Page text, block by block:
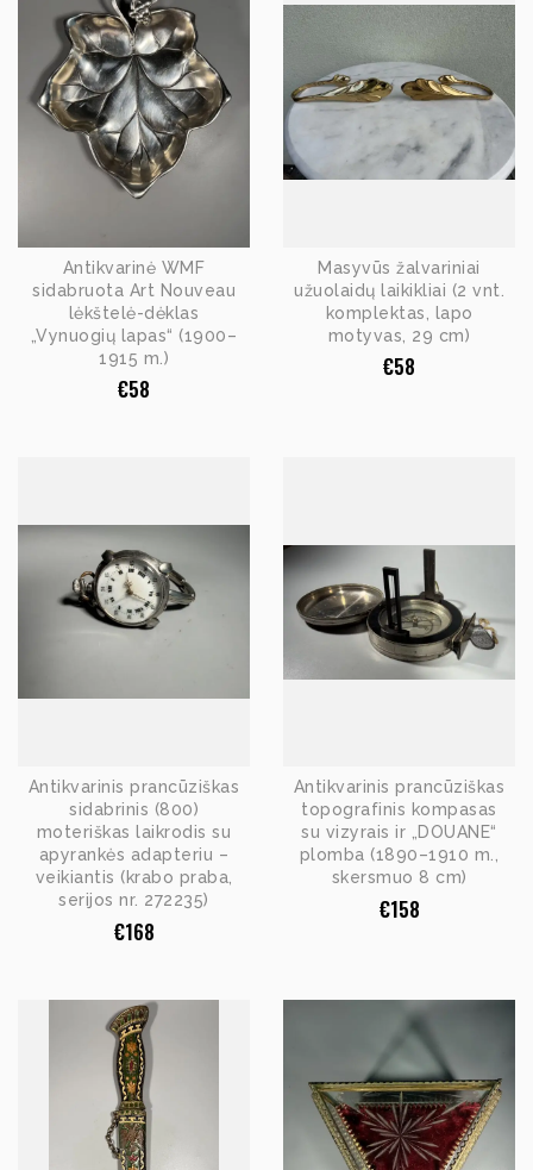
Antikvarinė WMF
sidabruota Art Nouveau
lėkštelė-dėklas
„Vynuogių lapas“ (1900–
1915 m.)
€58
Masyvūs žalvariniai
užuolaidų laikikliai (2 vnt.
komplektas, lapo
motyvas, 29 cm)
€58
Antikvarinis prancūziškas
sidabrinis (800)
moteriškas laikrodis su
apyrankės adapteriu –
veikiantis (krabo praba,
serijos nr. 272235)
€168
Antikvarinis prancūziškas
topografinis kompasas
su vizyrais ir „DOUANE“
plomba (1890–1910 m.,
skersmuo 8 cm)
€158